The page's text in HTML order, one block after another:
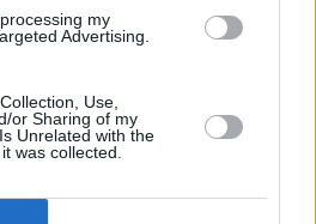
my
Advertising.
Use,
or Sharing of my
Unrelated with the
was collected.
polska ambasada bije na alarm
może mocno zaskoczyć.
w prognozy IMGW